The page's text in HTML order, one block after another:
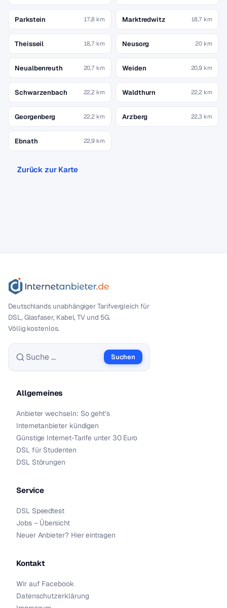
Parkstein 17,8 km Marktredwitz 18,7 km
Theisseil 18,7 km Neusorg 20 km
Neualbenreuth 20,7 km Weiden 20,9 km
Schwarzenbach 22,2 km Waldthurn 22,2 km
Georgenberg 22,2 km Arzberg 22,3 km
Ebnath 22,9 km
Zurück zur Karte
Deutschlands unabhängiger Tarif­vergleich für
DSL, Glasfaser, Kabel, TV und 5G.
Völlig kostenlos.
Suche nach:
Suchen
Allgemeines
Anbieter wechseln: So geht’s
Internetanbieter kündigen
Günstige Internet-Tarife unter 30 Euro
DSL für Studenten
DSL Störungen
Service
DSL Speedtest
Jobs – Übersicht
Neuer Anbieter? Hier eintragen
Kontakt
Wir auf Facebook
Datenschutzerklärung